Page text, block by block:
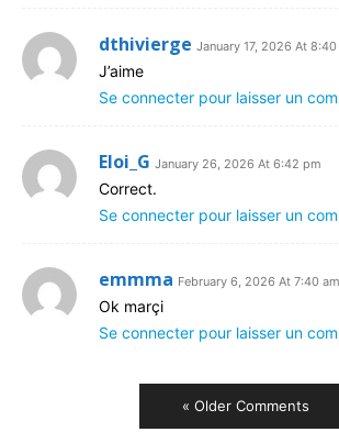
dthivierge January 17, 2026 At 8:40
J’aime
Se connecter pour laisser un
Eloi_G January 26, 2026 At 6:42 pm
Correct.
Se connecter pour laisser un
emmma February 6, 2026 At 7:40 am
Ok marçi
Se connecter pour laisser un
« Older Comments